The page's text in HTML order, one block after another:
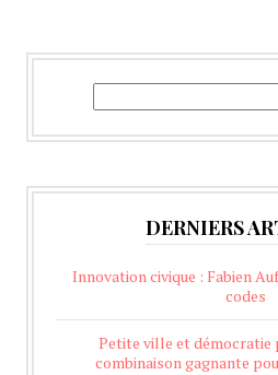
DERNIERS
Innovation civique : Fabien
codes
Petite ville et démocratie
combinaison gagnante